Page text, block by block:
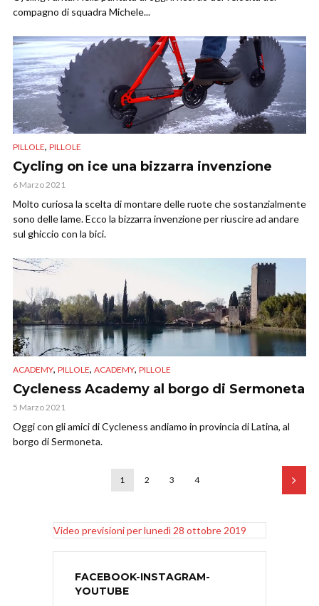
compagno di squadra Michele...
PILLOLE, PILLOLE
Cycling on ice una bizzarra invenzione
6 Marzo 2021
Molto curiosa la scelta di montare delle ruote che sostanzialmente
sono delle lame. Ecco la bizzarra invenzione per riuscire ad andare
sul ghiccio con la bici.
ACADEMY, PILLOLE, ACADEMY, PILLOLE
Cycleness Academy al borgo di Sermoneta
5 Marzo 2021
Oggi con gli amici di Cycleness andiamo in provincia di Latina, al
borgo di Sermoneta.
1 2 3 4
Video previsioni per lunedì 28 ottobre 2019
FACEBOOK-INSTAGRAM-
YOUTUBE